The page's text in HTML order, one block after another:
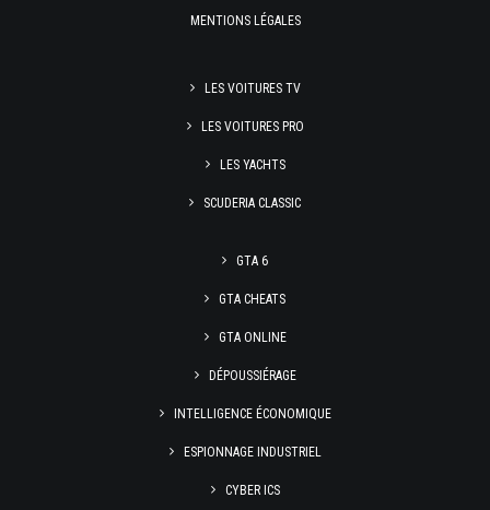
MENTIONS LÉGALES
LES VOITURES TV
LES VOITURES PRO
LES YACHTS
SCUDERIA CLASSIC
GTA 6
GTA CHEATS
GTA ONLINE
DÉPOUSSIÉRAGE
INTELLIGENCE ÉCONOMIQUE
ESPIONNAGE INDUSTRIEL
CYBER ICS